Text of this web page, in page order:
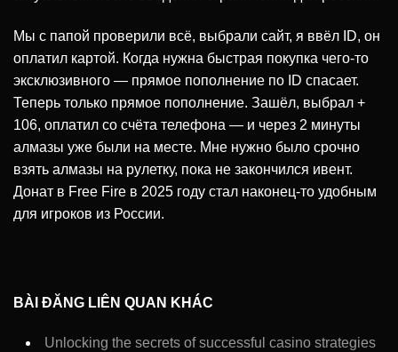
Мы с папой проверили всё, выбрали сайт, я ввёл ID, он
оплатил картой. Когда нужна быстрая покупка чего-то
эксклюзивного — прямое пополнение по ID спасает.
Теперь только прямое пополнение. Зашёл, выбрал +
106, оплатил со счёта телефона — и через 2 минуты
алмазы уже были на месте. Мне нужно было срочно
взять алмазы на рулетку, пока не закончился ивент.
Донат в Free Fire в 2025 году стал наконец-то удобным
для игроков из России.
BÀI ĐĂNG LIÊN QUAN KHÁC
Unlocking the secrets of successful casino strategies